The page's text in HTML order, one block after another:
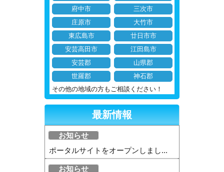
府中市
三次市
庄原市
大竹市
東広島市
廿日市市
安芸高田市
江田島市
安芸郡
山県郡
世羅郡
神石郡
その他の地域の方もご相談ください！
最新情報
お知らせ
ポータルサイトをオープンしまし...
お知らせ